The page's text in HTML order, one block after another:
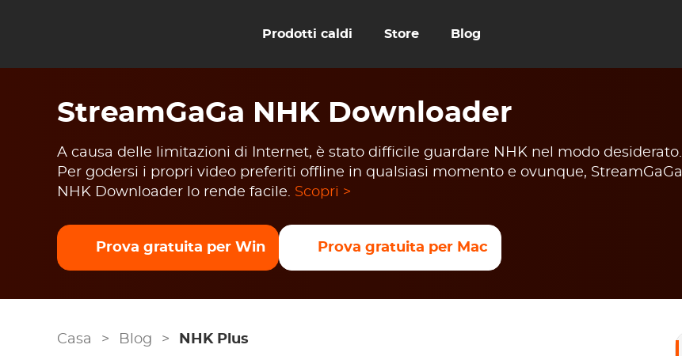
Prodotti caldi Store Blog
StreamGaGa NHK Downloader
A causa delle limitazioni di Internet, è stato difficile guardare NHK nel modo desiderato.
Per godersi i propri video preferiti offline in qualsiasi momento e ovunque, StreamGaGa
NHK Downloader lo rende facile. Scopri >
Prova gratuita per Win Prova gratuita per Mac
Casa > Blog > NHK Plus